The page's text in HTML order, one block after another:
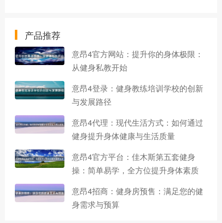
产品推荐
意昂4官方网站：提升你的身体极限：
从健身私教开始
意昂4登录：健身教练培训学校的创新
与发展路径
意昂4代理：现代生活方式：如何通过
健身提升身体健康与生活质量
意昂4官方平台：佳木斯第五套健身
操：简单易学，全方位提升身体素质
意昂4招商：健身房预售：满足您的健
身需求与预算